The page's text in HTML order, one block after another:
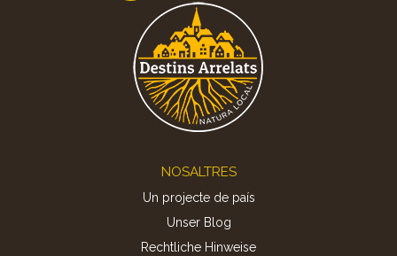
NOSALTRES
Un projecte de país
Unser Blog
Rechtliche Hinweise